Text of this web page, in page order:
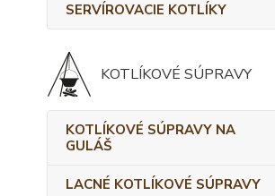
SERVÍROVACIE KOTLÍKY
KOTLÍKOVÉ SÚPRAVY
KOTLÍKOVÉ SÚPRAVY NA
GULÁŠ
LACNÉ KOTLÍKOVÉ SÚPRAVY